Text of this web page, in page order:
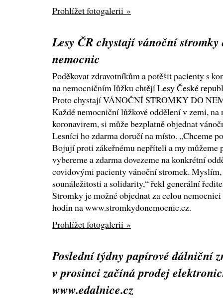
Prohlížet fotogalerii »
Lesy ČR chystají vánoční stromky
nemocnic
Poděkovat zdravotníkům a potěšit pacienty s
na nemocničním lůžku chtějí Lesy České
Proto chystají VÁNOČNÍ STROMKY DO
Každé nemocniční lůžkové oddělení v zemi, na
koronavirem, si může bezplatně objednat
Lesníci ho zdarma doručí na místo. „Chceme
Bojují proti zákeřnému nepříteli a my můžeme
vybereme a zdarma dovezeme na konkrétní
covidovými pacienty vánoční stromek.
sounáležitosti a solidarity,“ řekl generální
Stromky je možné objednat za celou
hodin na www.stromkydonemocnic.cz.
Prohlížet fotogalerii »
Poslední týdny papírové dálniční
v prosinci začíná prodej
www.edalnice.cz